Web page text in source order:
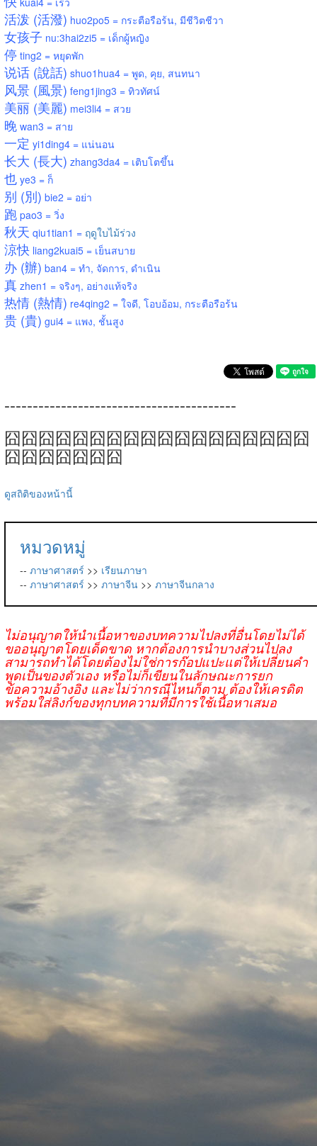
活泼 (活潑) huo2po5 = กระตือรือร้น, มีชีวิตชีวา
女孩子 nu:3hai2zi5 = เด็กผู้หญิง
停 ting2 = หยุดพัก
说话 (說話) shuo1hua4 = พูด, คุย, สนทนา
风景 (風景) feng1jing3 = ทิวทัศน์
美丽 (美麗) mei3li4 = สวย
晚 wan3 = สาย
一定 yi1ding4 = แน่นอน
长大 (長大) zhang3da4 = เติบโตขึ้น
也 ye3 = ก็
别 (別) bie2 = อย่า
跑 pao3 = วิ่ง
秋天 qiu1tian1 = ฤดูใบไม้ร่วง
涼快 liang2kuai5 = เย็นสบาย
办 (辦) ban4 = ทำ, จัดการ, ดำเนิน
真 zhen1 = จริงๆ, อย่างแท้จริง
热情 (熱情) re4qing2 = ใจดี, โอบอ้อม, กระตือรือร้น
贵 (貴) gui4 = แพง, ชั้นสูง
-----------------------------------------
囧囧囧囧囧囧囧囧囧囧囧囧囧囧囧囧囧囧
囧囧囧囧囧囧囧
ดูสถิติของหน้านี้
หมวดหมู่
-- ภาษาศาสตร์ >> เรียนภาษา
-- ภาษาศาสตร์ >> ภาษาจีน >> ภาษาจีนกลาง
ไม่อนุญาตให้นำเนื้อหาของบทความไปลงที่อื่นโดยไม่ได้
ขออนุญาตโดยเด็ดขาด หากต้องการนำบางส่วนไปลง
สามารถทำได้โดยต้องไม่ใช่การก๊อปแปะแต่ให้เปลี่ยนคำ
พูดเป็นของตัวเอง หรือไม่ก็เขียนในลักษณะการยก
ข้อความอ้างอิง และไม่ว่ากรณีไหนก็ตาม ต้องให้เครดิต
พร้อมใส่ลิงก์ของทุกบทความที่มีการใช้เนื้อหาเสมอ